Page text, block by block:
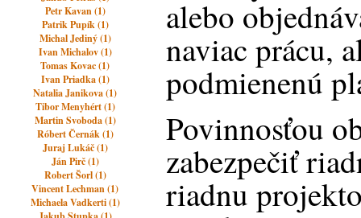
Petr Kavan (1)
Patrik Pupík (1)
Michal Jediný (1)
Ivan Michalov (1)
Tomas Kovac (1)
Ivan Priadka (1)
Natalia Janikova (1)
Tibor Menyhért (1)
Martin Svoboda (1)
Róbert Černák (1)
Juraj Lukáč (1)
Ján Pirč (1)
Robert Šorl (1)
Vincent Lechman (1)
Michaela Vadkerti (1)
alebo
naviac prácu,
podmienenú
Povinnosťou
zabezpečiť
riadnu